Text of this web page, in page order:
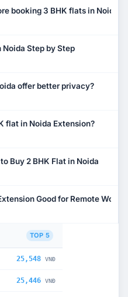
booking 3 BHK flats in Noida?
Step by Step
offer better privacy?
flat in Noida Extension?
Buy 2 BHK Flat in Noida
Good for Remote Work?
TOP 5
25,548 VNĐ
25,446 VNĐ